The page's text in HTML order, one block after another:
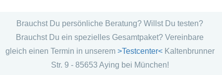
Brauchst Du persönliche Beratung? Willst Du testen?
Brauchst Du ein spezielles Gesamtpaket? Vereinbare
gleich einen Termin in unserem>Testcenter< Kaltenbrunner
Str. 9 - 85653 Aying bei München!